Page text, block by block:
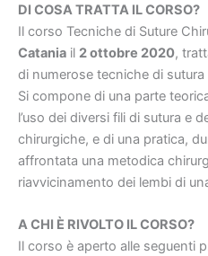
DI COSA TRATTA IL CORSO?
Il corso Tecniche di Suture
Catania il 2 ottobre 2020,
di numerose tecniche di
Si compone di una parte
l’uso dei diversi fili di sutura e
chirurgiche, e di una pratica,
affrontata una metodica
riavvicinamento dei lembi di
A CHI È RIVOLTO IL CORSO?
Il corso è aperto alle seguenti